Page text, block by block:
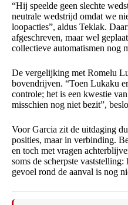
“Hij speelde geen slechte
neutrale wedstrijd omdat we
loopacties”, aldus Teklak.
afgeschreven, maar wel
collectieve automatismen nog
De vergelijking met Romelu
bovendrijven. “Toen Lukaku
controle; het is een kwestie
misschien nog niet bezit”,
Voor Garcia zit de uitdaging
posities, maar in verbinding.
en toch met vragen
soms de scherpste
gevoel rond de aanval is nog